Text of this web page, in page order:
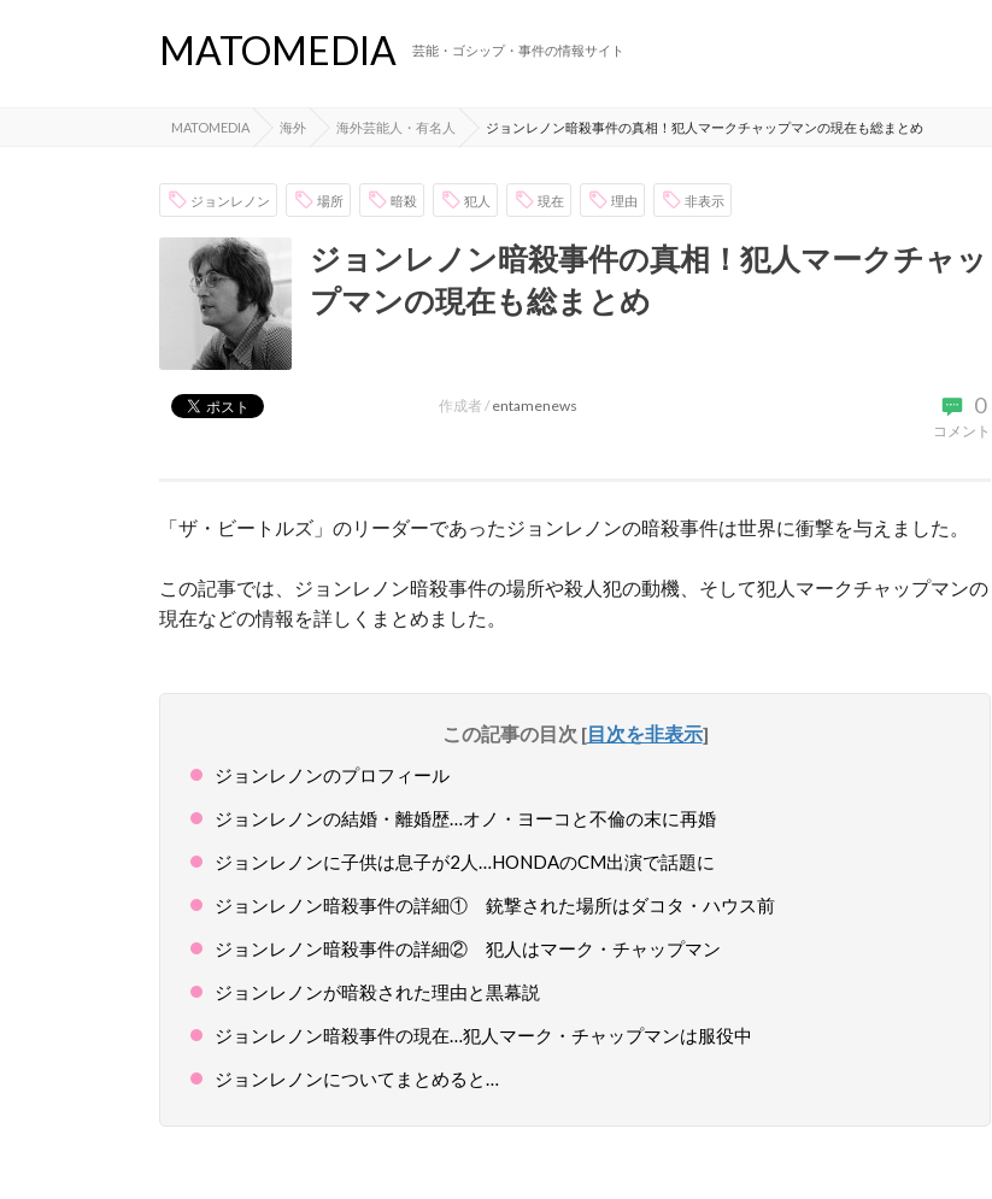
MATOMEDIA 芸能・ゴシップ・事件の情報サイト
MATOMEDIA 海外 海外芸能人・有名人 ジョンレノン暗殺事件の真相！犯人マークチャップマンの現在も総まとめ
ジョンレノン 場所 暗殺 犯人 現在 理由 非表示
ジョンレノン暗殺事件の真相！犯人マークチャッ
プマンの現在も総まとめ
0
コメント
作成者 / entamenews
「ザ・ビートルズ」のリーダーであったジョンレノンの暗殺事件は世界に衝撃を与えました。
この記事では、ジョンレノン暗殺事件の場所や殺人犯の動機、そして犯人マークチャップマンの
現在などの情報を詳しくまとめました。
この記事の目次 [目次を非表示]
ジョンレノンのプロフィール
ジョンレノンの結婚・離婚歴…オノ・ヨーコと不倫の末に再婚
ジョンレノンに子供は息子が2人…HONDAのCM出演で話題に
ジョンレノン暗殺事件の詳細① 銃撃された場所はダコタ・ハウス前
ジョンレノン暗殺事件の詳細② 犯人はマーク・チャップマン
ジョンレノンが暗殺された理由と黒幕説
ジョンレノン暗殺事件の現在…犯人マーク・チャップマンは服役中
ジョンレノンについてまとめると…